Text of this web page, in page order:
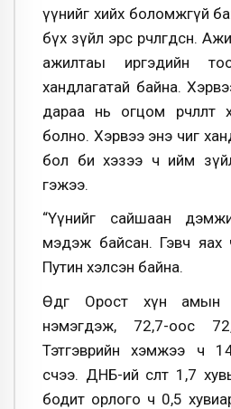
үүнийг хийх боломжгүй
бүх зүйл эрс өөрчлөгдсөн.
ажилтаы иргэдийн
хандлагатай байна.
дараа нь огцом өөрчлөлт
болно. Хэрвээ энэ чиг
бол би хэзээ ч ийм
гэжээ.
“Үүнийг сайшаан
мэдэж байсан. Гэвч яах
Путин хэлсэн байна.
Өдгөө Орост хүн амын
нэмэгдэж, 72,7-оос
Тэтгэврийн хэмжээ ч
өсчээ. ДНБ-ий өсөлт 1,7
бодит орлого ч 0,5